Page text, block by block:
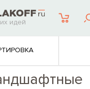
идей